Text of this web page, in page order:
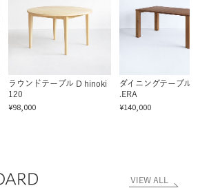
ラウンドテーブル D hinoki
120
¥98,000
ダイニングテーブル
.ERA
¥140,000
VIEW ALL